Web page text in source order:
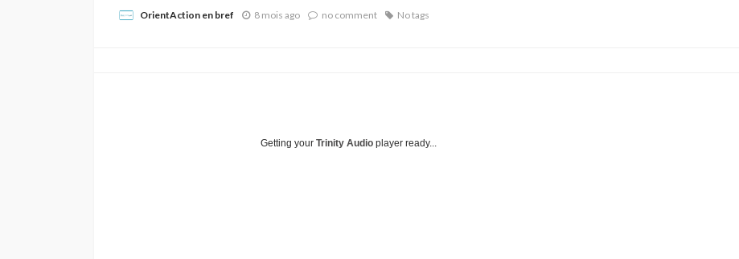
OrientAction en bref 8 mois ago no comment No tags
Getting your Trinity Audio player ready...